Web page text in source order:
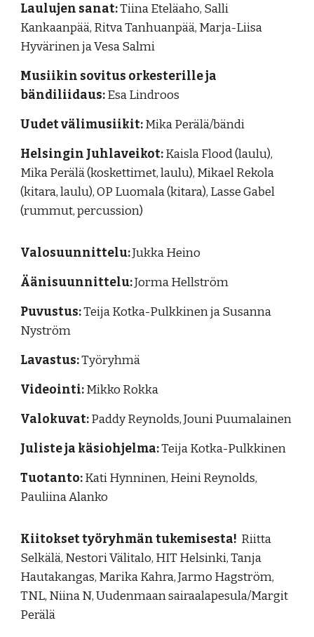
Laulujen sanat:Tiina Eteläaho, Salli
Kankaanpää, Ritva Tanhuanpää, Marja-Liisa
Hyvärinen ja Vesa Salmi
Musiikin sovitus orkesterille ja
bändiliidaus:Esa Lindroos
Uudet välimusiikit:Mika Perälä/bändi
Helsingin Juhlaveikot:Kaisla Flood (laulu),
Mika Perälä (koskettimet, laulu), Mikael Rekola
(kitara, laulu), OP Luomala (kitara), Lasse Gabel
(rummut, percussion)
Valosuunnittelu:Jukka Heino
Äänisuunnittelu:Jorma Hellström
Puvustus:Teija Kotka-Pulkkinen ja Susanna
Nyström
Lavastus:Työryhmä
Videointi:Mikko Rokka
Valokuvat:Paddy Reynolds, Jouni Puumalainen
Juliste ja käsiohjelma:Teija Kotka-Pulkkinen
Tuotanto:Kati Hynninen, Heini Reynolds,
Pauliina Alanko
Kiitokset työryhmän tukemisesta! Riitta
Selkälä, Nestori Välitalo, HIT Helsinki, Tanja
Hautakangas, Marika Kahra, Jarmo Hagström,
TNL, Niina N, Uudenmaan sairaalapesula/Margit
Perälä